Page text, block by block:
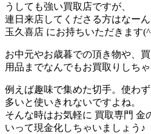
うしても強い買取店ですが、
連日来店してくださる方はなー
玉久喜店 にお持ちいただきます
お中元やお歳暮での頂き物や、
用品までなんでもお買取りしちゃ
例えば趣味で集めた切手。使わ
多いと使いきれないですよね。
そんな時はお気軽に 買取専門 金
いって現金化しちゃいましょう♪